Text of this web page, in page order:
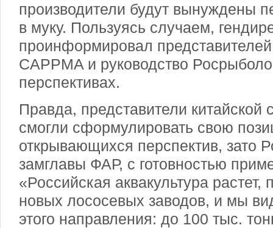
производители будут вынуждены
в муку. Пользуясь случаем,
проинформировал представителей
CAPPMA и руководство
перспективах.
Правда, представители китайской
смогли сформулировать свою
открывающихся перспектив, зато
замглавы ФАР, с готовностью
«Российская аквакультура растет,
новых лососевых заводов, и мы
этого направления: до 100 тыс.